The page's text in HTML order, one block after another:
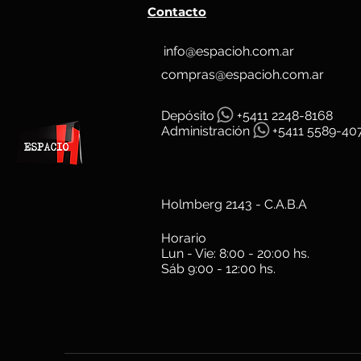
Contacto
info@espacioh.com.ar
compras@espacioh.com.ar
Depósito
+5411 2248-8168
Administración
+5411 5589-
Holmberg 2143 - C.A.B.A
Horario
Lun - Vie: 8:00 - 20:00 hs.
Sáb 9:00 - 12:00 hs.